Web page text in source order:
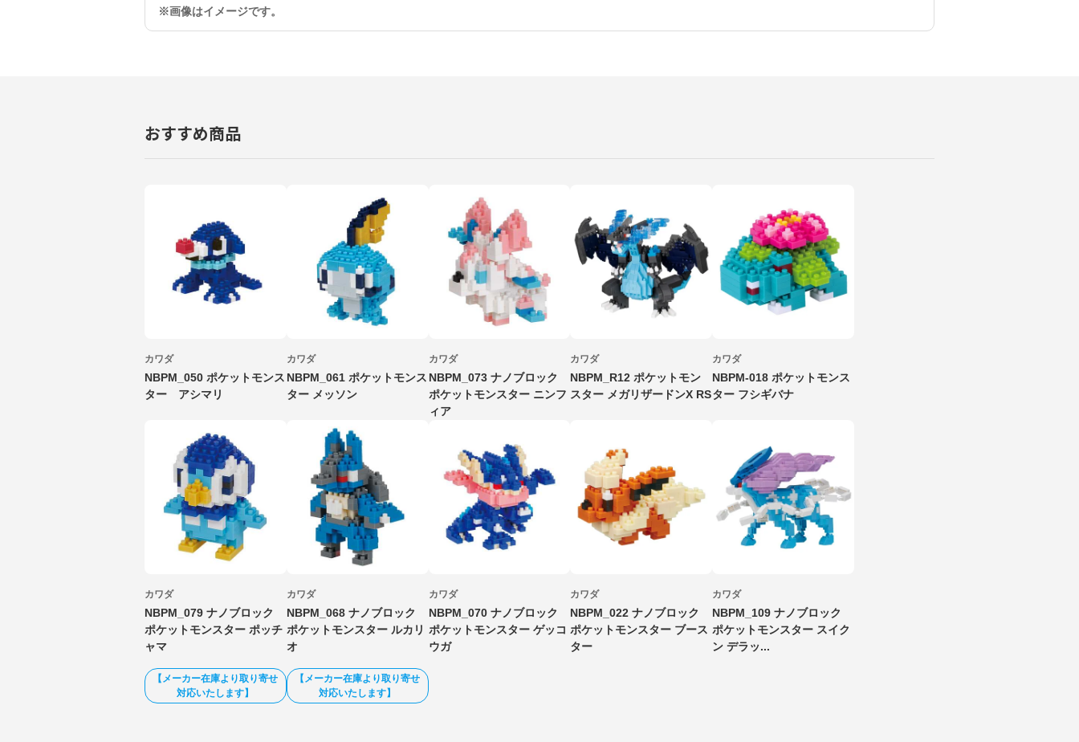
※画像はイメージです。
おすすめ商品
カワダ
NBPM_050 ポケットモンス
ター アシマリ
カワダ
NBPM_061 ポケットモンス
ター メッソン
カワダ
NBPM_073 ナノブロック
ポケットモンスター ニンフ
ィア
カワダ
NBPM_R12 ポケットモン
スター メガリザードンX RS
カワダ
NBPM-018 ポケットモンス
ター フシギバナ
カワダ
NBPM_079 ナノブロック
ポケットモンスター ポッチ
ャマ
【メーカー在庫より取り寄せ
対応いたします】
カワダ
NBPM_068 ナノブロック
ポケットモンスター ルカリ
オ
【メーカー在庫より取り寄せ
対応いたします】
カワダ
NBPM_070 ナノブロック
ポケットモンスター ゲッコ
ウガ
カワダ
NBPM_022 ナノブロック
ポケットモンスター ブース
ター
カワダ
NBPM_109 ナノブロック
ポケットモンスター スイク
ン デラッ...